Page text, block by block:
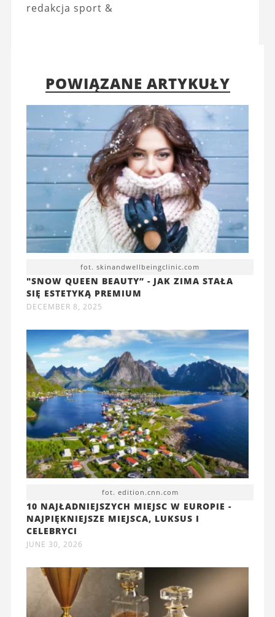
redakcja sport &
POWIĄZANE ARTYKUŁY
fot. skinandwellbeingclinic.com
"SNOW QUEEN BEAUTY” - JAK ZIMA STAŁA
SIĘ ESTETYKĄ PREMIUM
DECEMBER 8, 2025
fot. edition.cnn.com
10 NAJŁADNIEJSZYCH MIEJSC W EUROPIE -
NAJPIĘKNIEJSZE MIEJSCA, LUKSUS I
CELEBRYCI
JUNE 30, 2026